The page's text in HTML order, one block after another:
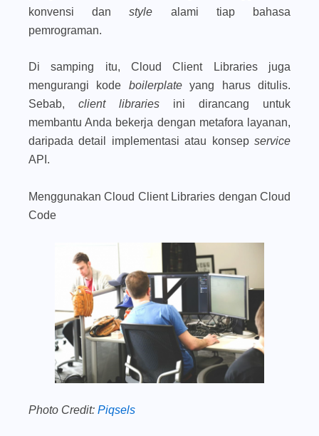
konvensi danstyle alami tiap bahasa
pemrograman.
Di samping itu, Cloud Client Libraries juga
mengurangi kode boilerplateyang harus ditulis.
Sebab, client libraries ini dirancang untuk
membantu Anda bekerja dengan metafora layanan,
daripada detail implementasi atau konsep service
API.
Menggunakan Cloud Client Libraries dengan Cloud
Code
Photo Credit: Piqsels